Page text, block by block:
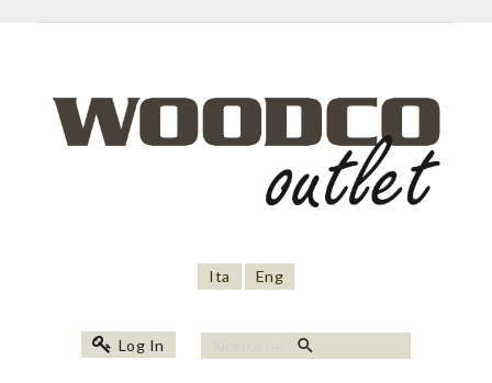
Ita Eng
Log In search